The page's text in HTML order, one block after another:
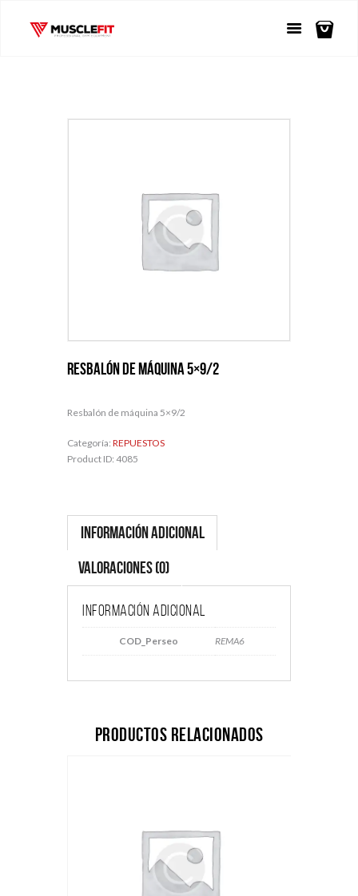
Resbalón de máquina 5×9/2
Resbalón de máquina 5×9/2
Categoría: REPUESTOS
Product ID: 4085
Información adicional
Valoraciones (0)
Información adicional
COD_Perseo REMA6
Productos relacionados